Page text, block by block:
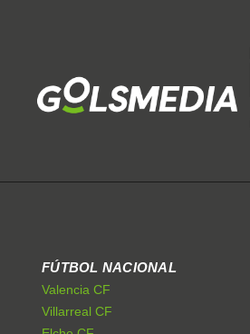
FÚTBOL NACIONAL
Valencia CF
Villarreal CF